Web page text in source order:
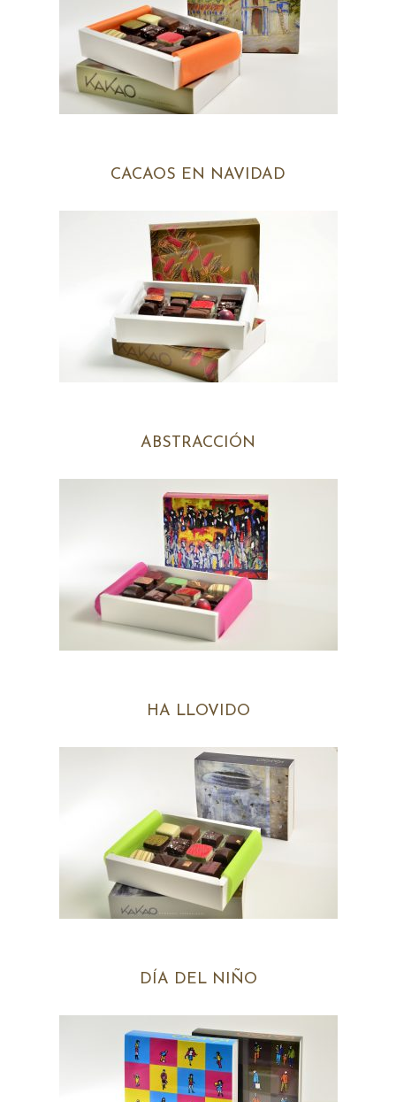
CACAOS EN NAVIDAD
ABSTRACCIÓN
HA LLOVIDO
DÍA DEL NIÑO